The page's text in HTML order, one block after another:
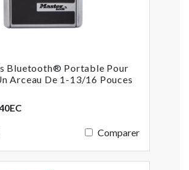
Bluetooth® Portable Pour
Arceau De 1-13/16 Pouces
Comparer